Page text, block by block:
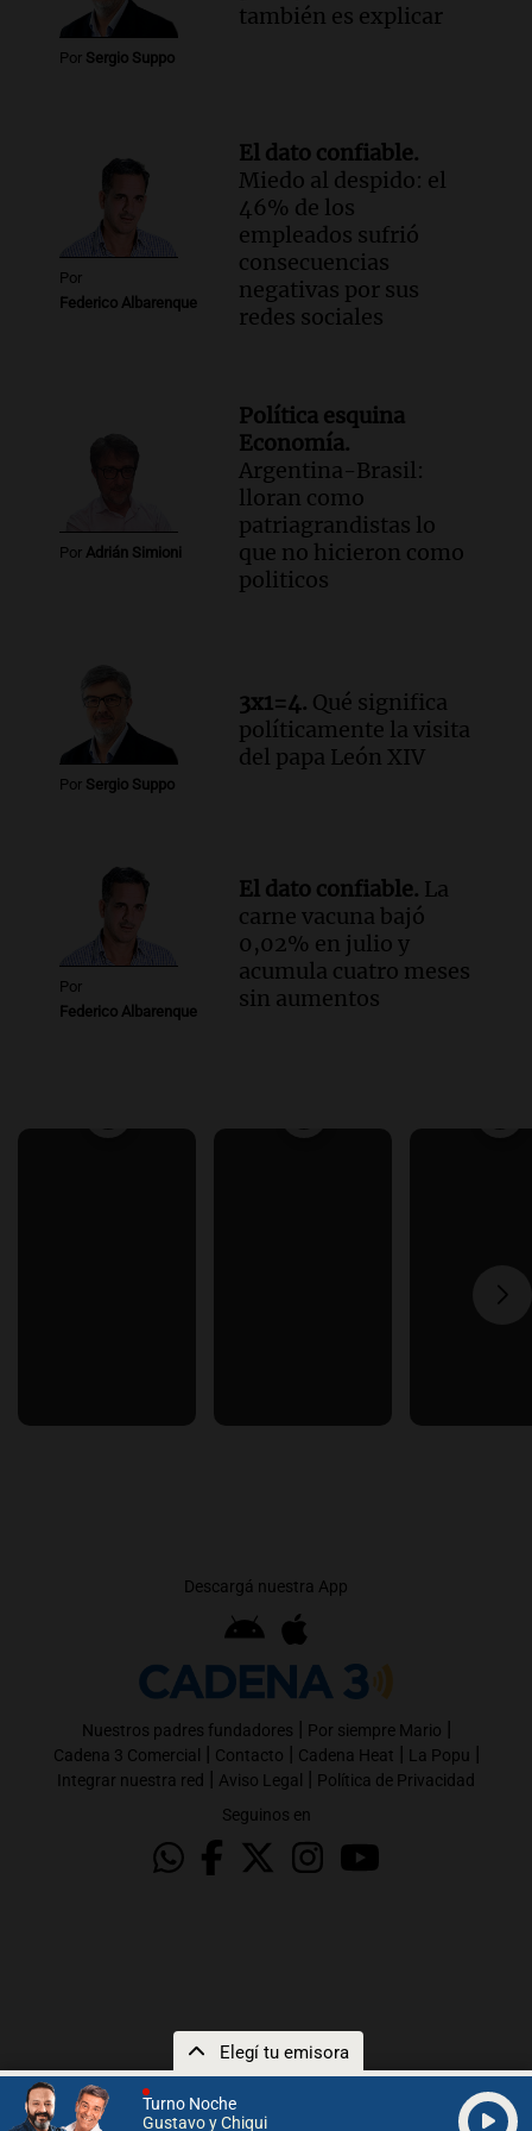
Turno Noche
Gustavo y Chiqui
Elegí tu emisora
Por Sergio Suppo
también es explicar
Por
Federico Albarenque
El dato confiable.
Miedo al despido: el
46% de los
empleados sufrió
consecuencias
negativas por sus
redes sociales
Por Adrián Simioni
Política esquina
Economía.
Argentina-Brasil:
lloran como
patriagrandistas lo
que no hicieron como
politicos
Por Sergio Suppo
3x1=4. Qué significa
políticamente la visita
del papa León XIV
Por
Federico Albarenque
El dato confiable. La
carne vacuna bajó
0,02% en julio y
acumula cuatro meses
sin aumentos
Descargá nuestra App
Nuestros padres fundadores | Por siempre Mario |
Cadena 3 Comercial | Contacto | Cadena Heat | La Popu |
Integrar nuestra red | Aviso Legal | Política de Privacidad
Seguinos en